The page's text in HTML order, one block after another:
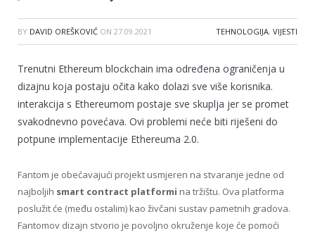
BY DAVID OREŠKOVIĆ ON 27.09.2021 TEHNOLOGIJA, VIJESTI
Trenutni Ethereum blockchain ima određena ograničenja u
dizajnu koja postaju očita kako dolazi sve više korisnika.
interakcija s Ethereumom postaje sve skuplja jer se promet
svakodnevno povećava. Ovi problemi neće biti riješeni do
potpune implementacije Ethereuma 2.0.
Fantom je obećavajući projekt usmjeren na stvaranje jedne od
najboljih smart contract platformi na tržištu. Ova platforma
poslužit će (među ostalim) kao živčani sustav pametnih gradova.
Fantomov dizajn stvorio je povoljno okruženje koje će pomoći